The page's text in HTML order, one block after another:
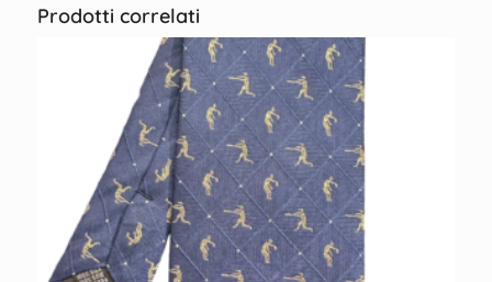
Prodotti correlati